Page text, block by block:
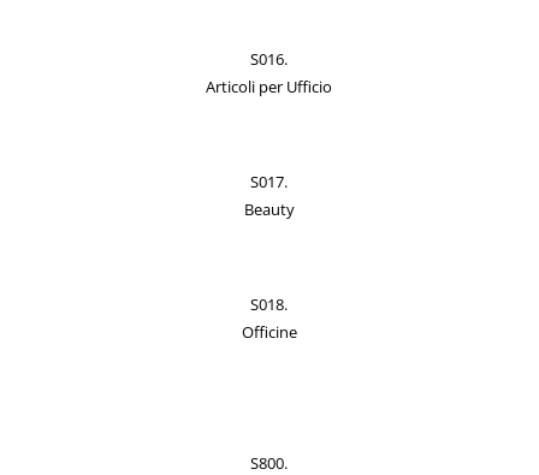
S016.
Articoli per Ufficio
S017.
Beauty
S018.
Officine
S800.